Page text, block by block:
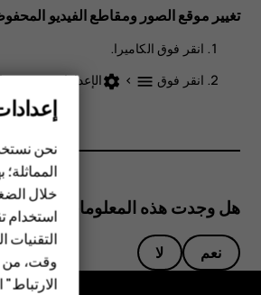
الهواتف المميزة
الأكسسوارات
HMD Terra M
HMD DUB
تغيير موقع الصور ومقاطع الفيديو
انقر فوق الكاميرا.
انقر فوق menu
>
settingsالإعدادات>تخزين
هل وجدت هذه المعلومات مفيدة؟
نعم لا
نحن
خلال
استخدام
التقنيات
وقت، من